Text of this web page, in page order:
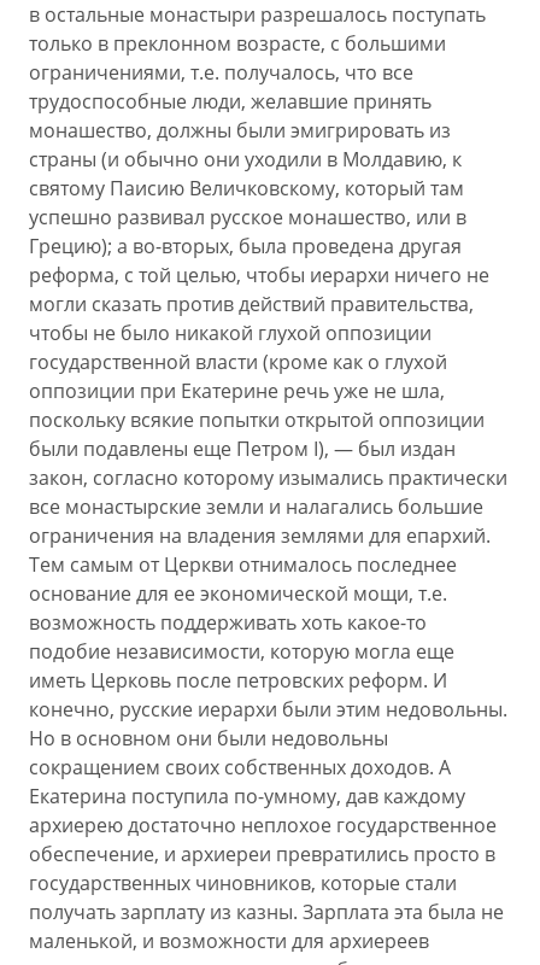
в остальные монастыри разрешалось поступать
только в преклонном возрасте, с большими
ограничениями, т.е. получалось, что все
трудоспособные люди, желавшие принять
монашество, должны были эмигрировать из
страны (и обычно они уходили в Молдавию, к
святому Паисию Величковскому, который там
успешно развивал русское монашество, или в
Грецию); а во-вторых, была проведена другая
реформа, с той целью, чтобы иерархи ничего не
могли сказать против действий правительства,
чтобы не было никакой глухой оппозиции
государственной власти (кроме как о глухой
оппозиции при Екатерине речь уже не шла,
поскольку всякие попытки открытой оппозиции
были подавлены еще Петром I), — был издан
закон, согласно которому изымались практически
все монастырские земли и налагались большие
ограничения на владения землями для епархий.
Тем самым от Церкви отнималось последнее
основание для ее экономической мощи, т.е.
возможность поддерживать хоть какое-то
подобие независимости, которую могла еще
иметь Церковь после петровских реформ. И
конечно, русские иерархи были этим недовольны.
Но в основном они были недовольны
сокращением своих собственных доходов. А
Екатерина поступила по-умному, дав каждому
архиерею достаточно неплохое государственное
обеспечение, и архиереи превратились просто в
государственных чиновников, которые стали
получать зарплату из казны. Зарплата эта была не
маленькой, и возможности для архиереев